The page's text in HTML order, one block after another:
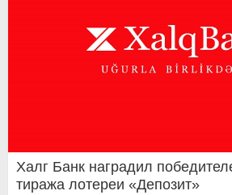
Халг Банк наградил
тиража лотереи «Депозит»